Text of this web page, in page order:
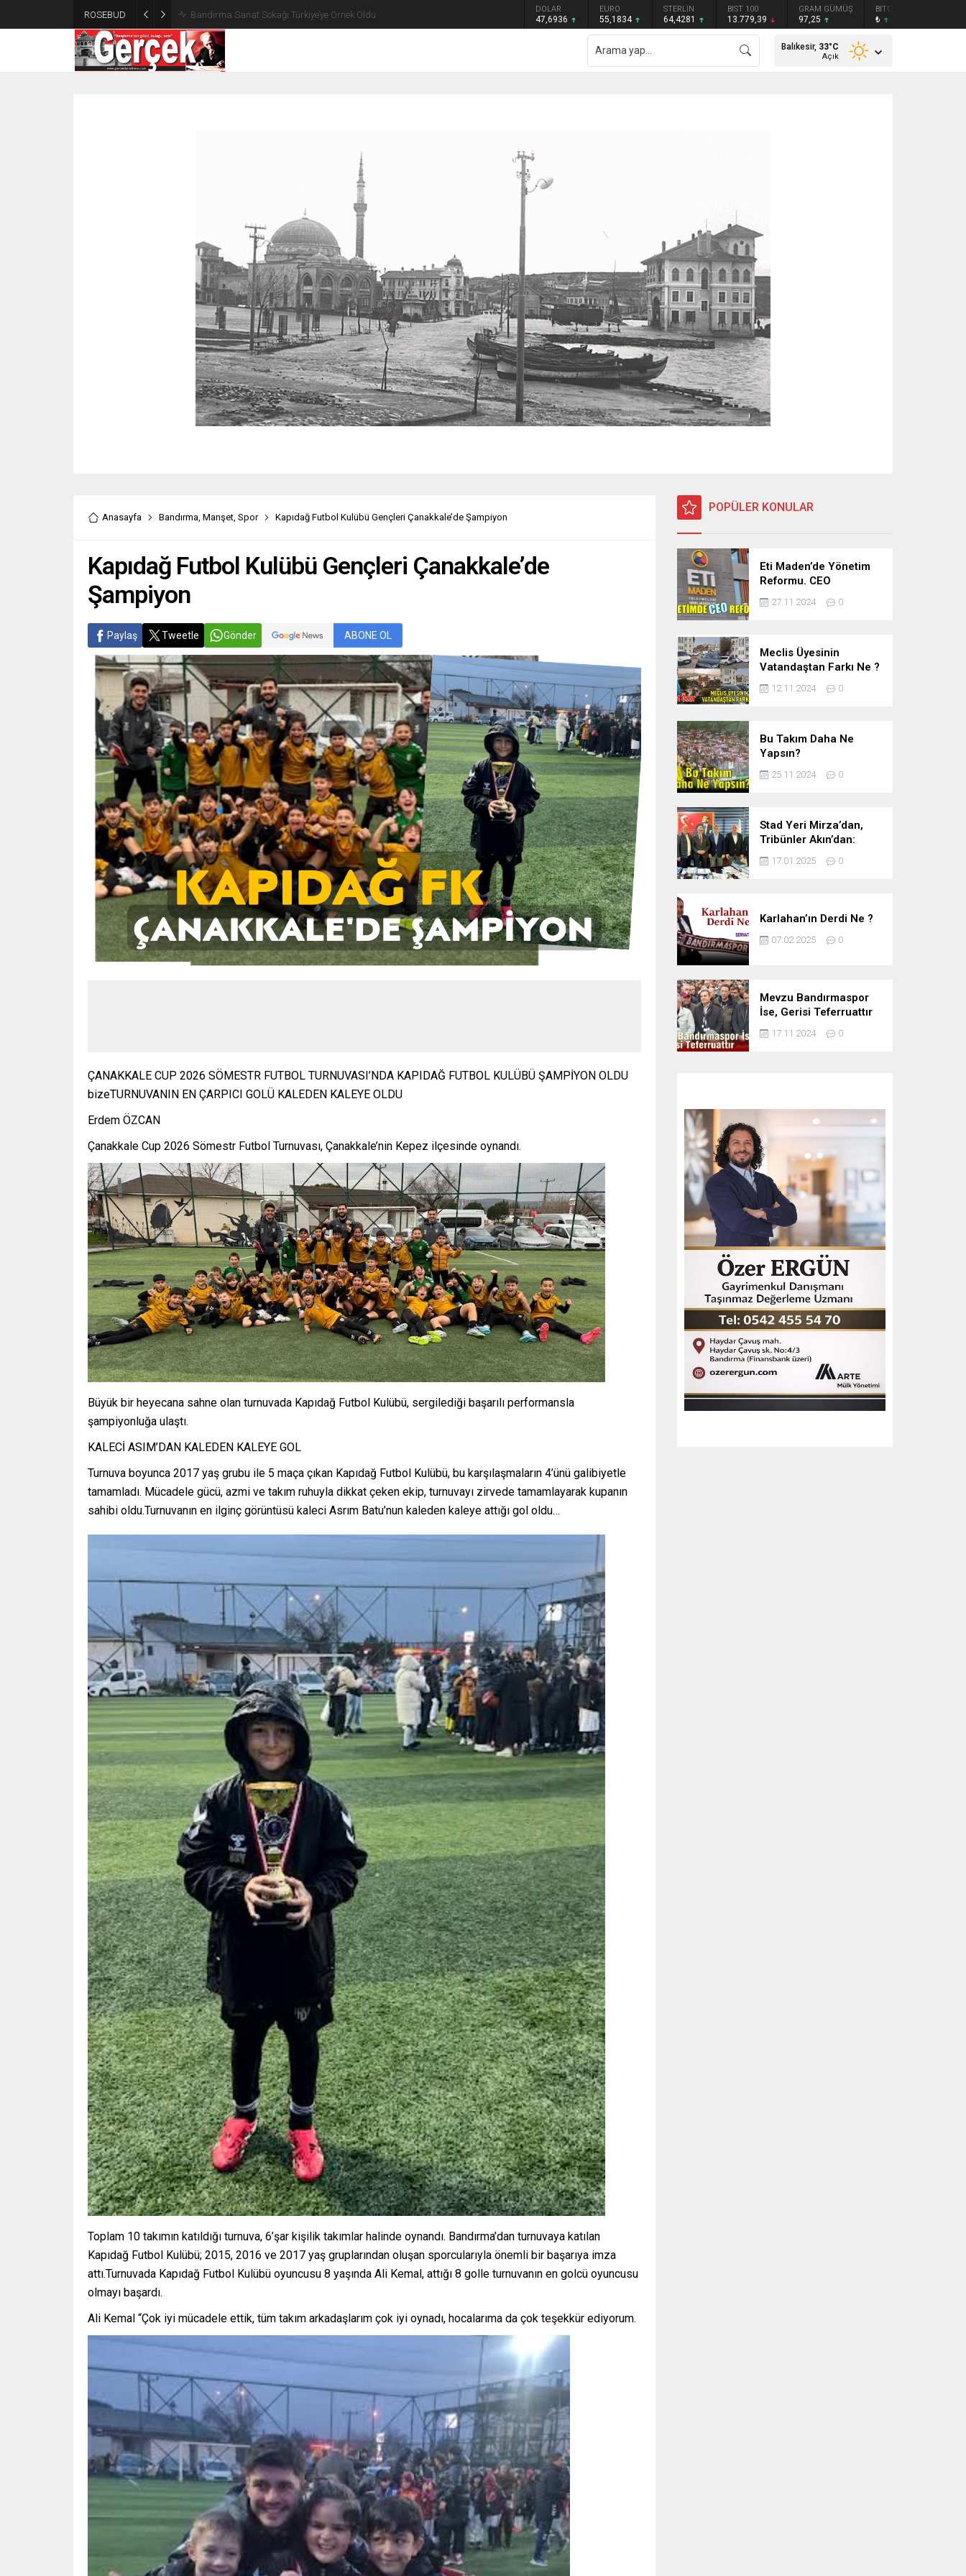
ROSEBUD Bandırma Sanat Sokağı Türkiye’ye Örnek Oldu DOLAR
47,6936
EURO
55,1834
STERLİN
64,4281
BIST 100
13.779,39
GRAM GÜMÜŞ
97,25
BITCOIN
₺
Balıkesir, 33°C
Açık
Anasayfa Bandırma, Manşet, Spor Kapıdağ Futbol Kulübü Gençleri Çanakkale’de Şampiyon
Kapıdağ Futbol Kulübü Gençleri Çanakkale’de
Şampiyon
Paylaş Tweetle Gönder ABONE OL
ÇANAKKALE CUP 2026 SÖMESTR FUTBOL TURNUVASI’NDA KAPIDAĞ FUTBOL KULÜBÜ ŞAMPİYON OLDU
bizeTURNUVANIN EN ÇARPICI GOLÜ KALEDEN KALEYE OLDU
Erdem ÖZCAN
Çanakkale Cup 2026 Sömestr Futbol Turnuvası, Çanakkale’nin Kepez ilçesinde oynandı.
Büyük bir heyecana sahne olan turnuvada Kapıdağ Futbol Kulübü, sergilediği başarılı performansla
şampiyonluğa ulaştı.
KALECİ ASIM’DAN KALEDEN KALEYE GOL
Turnuva boyunca 2017 yaş grubu ile 5 maça çıkan Kapıdağ Futbol Kulübü, bu karşılaşmaların 4’ünü galibiyetle
tamamladı. Mücadele gücü, azmi ve takım ruhuyla dikkat çeken ekip, turnuvayı zirvede tamamlayarak kupanın
sahibi oldu.Turnuvanın en ilginç görüntüsü kaleci Asrım Batu’nun kaleden kaleye attığı gol oldu…
Toplam 10 takımın katıldığı turnuva, 6’şar kişilik takımlar halinde oynandı. Bandırma’dan turnuvaya katılan
Kapıdağ Futbol Kulübü; 2015, 2016 ve 2017 yaş gruplarından oluşan sporcularıyla önemli bir başarıya imza
attı.Turnuvada Kapıdağ Futbol Kulübü oyuncusu 8 yaşında Ali Kemal, attığı 8 golle turnuvanın en golcü oyuncusu
olmayı başardı.
Ali Kemal “Çok iyi mücadele ettik, tüm takım arkadaşlarım çok iyi oynadı, hocalarıma da çok teşekkür ediyorum.
POPÜLER KONULAR
Eti Maden’de Yönetim
Reformu. CEO
Modeli’nde Kadro /
Taşeron İşçilik Ayrımı
27.11.2024 0
Meclis Üyesinin
Vatandaştan Farkı Ne ?
12.11.2024 0
Bu Takım Daha Ne
Yapsın?
25.11.2024 0
Stad Yeri Mirza’dan,
Tribünler Akın’dan:
Geriye Bakanlık Kaldı.
17.01.2025 0
Karlahan’ın Derdi Ne ?
07.02.2025 0
Mevzu Bandırmaspor
İse, Gerisi Teferruattır
17.11.2024 0